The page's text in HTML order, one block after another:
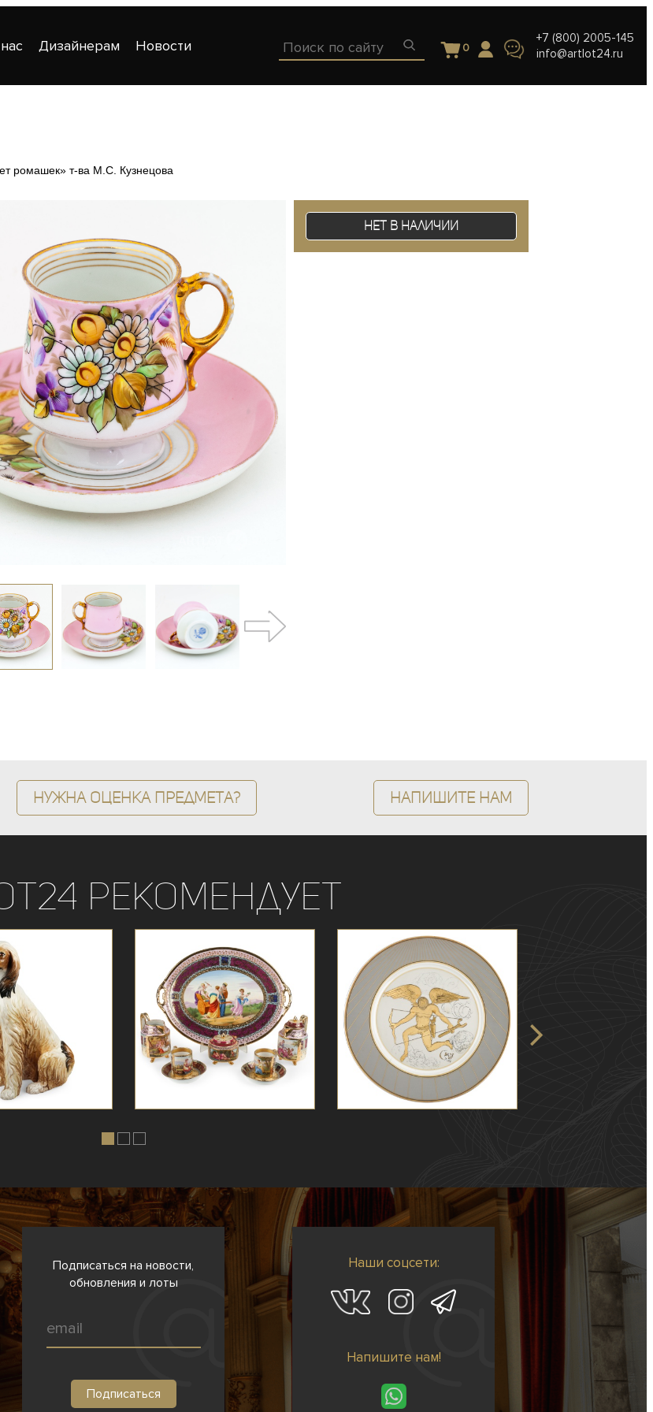
Дизайнерам Новости 0
+7 (800) 2005-145
info@artlot24.ru
ромашек» т-ва М.С. Кузнецова
Нет в наличии
Нужна оценка предмета? Напишите нам
рекомендует
Подписаться на новости,
обновления и лоты
Наши соцсети:
Напишите нам!